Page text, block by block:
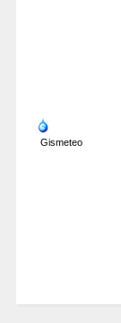
Gismeteo